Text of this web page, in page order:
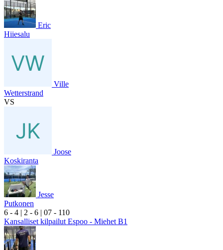
Eric
Hiiesalu
Ville
Wetterstrand
VS
Joose
Koskiranta
Jesse
Putkonen
6 - 4 | 2 - 6 | 07 - 110
Kansalliset kilpailut Espoo - Miehet B1